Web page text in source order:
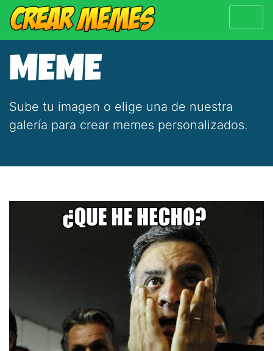
MEME
Sube tu imagen o elige una de nuestra
galería para crear memes personalizados.